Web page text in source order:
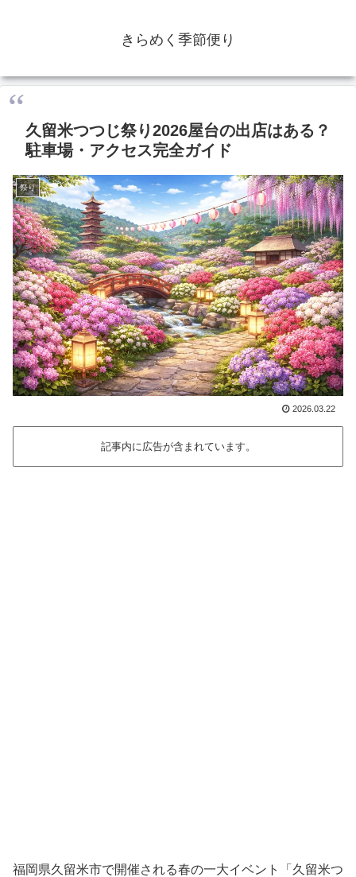
きらめく季節便り
久留米つつじ祭り2026屋台の出店はある？
駐車場・アクセス完全ガイド
祭り
2026.03.22
記事内に広告が含まれています。
福岡県久留米市で開催される春の一大イベント「久留米つ